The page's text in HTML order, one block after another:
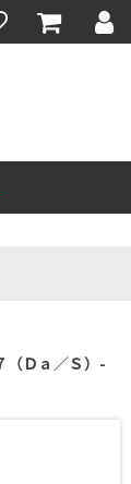
Ｄａ／Ｓ）-